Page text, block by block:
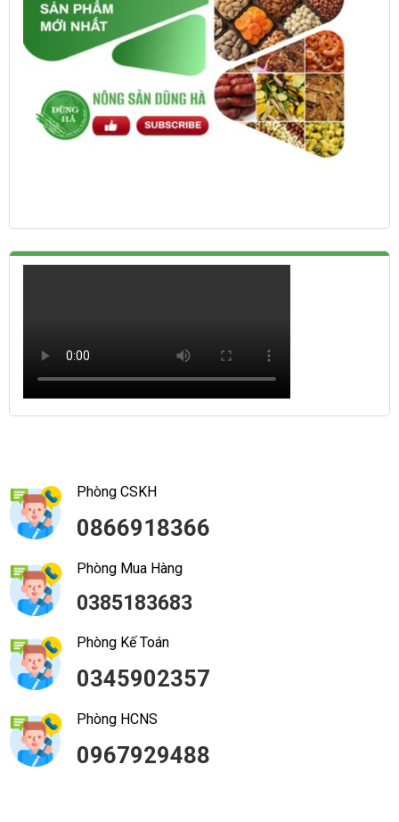
Phòng CSKH
0866918366
Phòng Mua Hàng
0385183683
Phòng Kế Toán
0345902357
Phòng HCNS
0967929488